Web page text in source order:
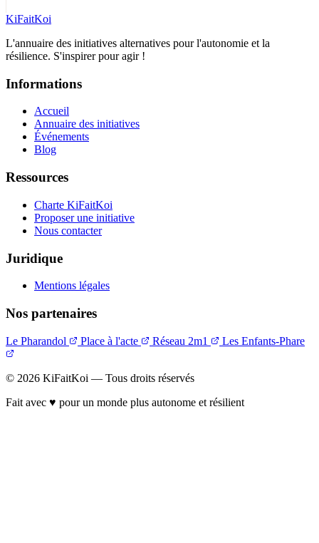
KiFaitKoi
L'annuaire des initiatives alternatives pour l'autonomie et la
résilience. S'inspirer pour agir !
Informations
Accueil
Annuaire des initiatives
Événements
Blog
Ressources
Charte KiFaitKoi
Proposer une initiative
Nous contacter
Juridique
Mentions légales
Nos partenaires
Le Pharandol Place à l'acte Réseau 2m1 Les Enfants-Phare
© 2026 KiFaitKoi — Tous droits réservés
Fait avec ♥ pour un monde plus autonome et résilient